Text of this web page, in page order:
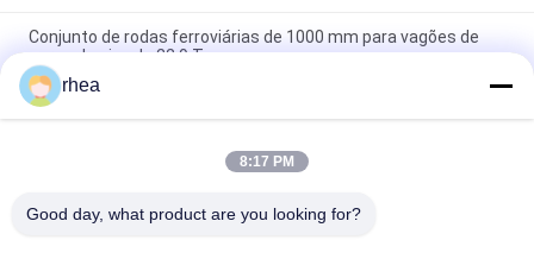
Conjunto de rodas ferroviárias de 1000 mm para vagões de
carga de eixo de 22,9 T
Conjunto de rodas ferroviárias de 840 mm para vagões
22.9T/25T
Conjunto de rodas ferroviárias com potência U20 Conjunto de
rhea
8:17 PM
Good day, what product are you looking for?